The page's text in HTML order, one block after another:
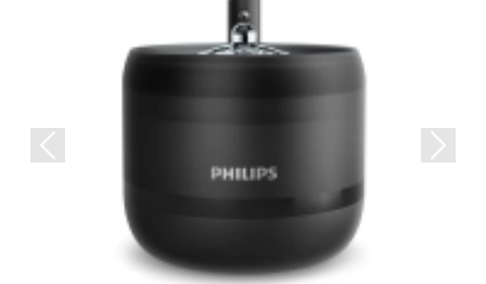
Previous Next